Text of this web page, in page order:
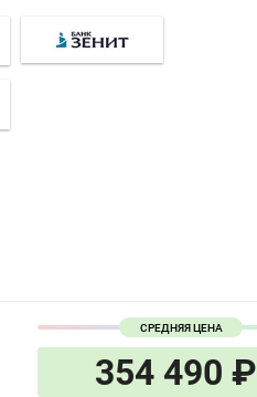
СРЕДНЯЯ ЦЕНА
354 490 ₽